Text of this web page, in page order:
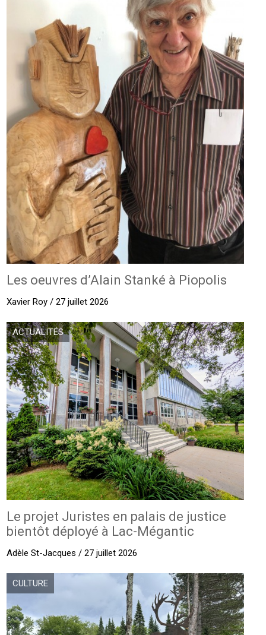
Les oeuvres d’Alain Stanké à Piopolis
Xavier Roy / 27 juillet 2026
ACTUALITÉS
Le projet Juristes en palais de justice
bientôt déployé à Lac-Mégantic
Adèle St-Jacques / 27 juillet 2026
CULTURE